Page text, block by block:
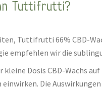
Tuttifrutti?
Tuttifrutti 66% CBD-
empfehlen wir die
kleine Dosis CBD-Wachs
einwirken. Die